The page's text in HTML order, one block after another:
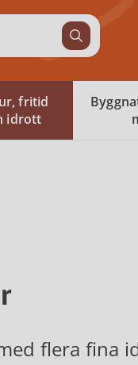
fritid
idrott
flera fina